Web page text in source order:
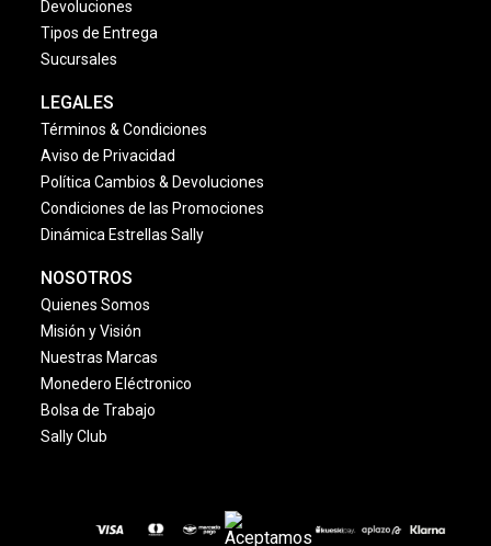
Devoluciones
Tipos de Entrega
Sucursales
LEGALES
Términos & Condiciones
Aviso de Privacidad
Política Cambios & Devoluciones
Condiciones de las Promociones
Dinámica Estrellas Sally
NOSOTROS
Quienes Somos
Misión y Visión
Nuestras Marcas
Monedero Eléctronico
Bolsa de Trabajo
Sally Club